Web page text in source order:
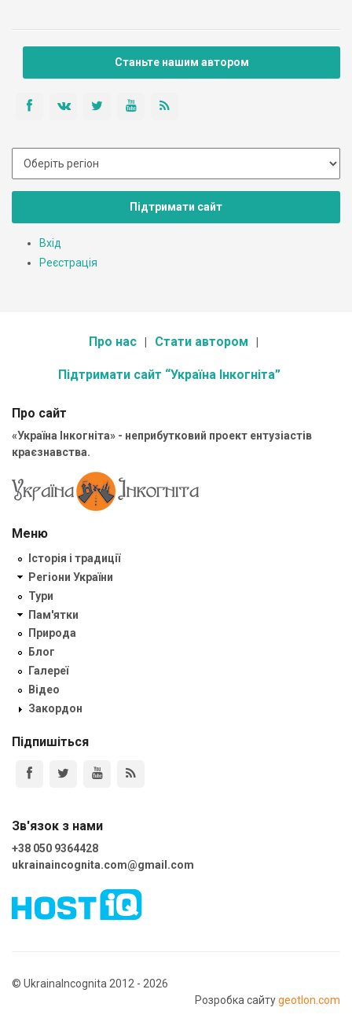
Станьте нашим автором
Підтримати сайт
Вхід
Реєстрація
Про нас Стати автором
Підтримати сайт “Україна Інкогніта”
Про сайт
«Україна Інкогніта» - неприбутковий проект ентузіастів
краєзнавства.
Меню
Історія і традиції
Регіони України
Тури
Пам'ятки
Природа
Блог
Галереї
Відео
Закордон
Підпишіться
Зв'язок з нами
+38 050 9364428
ukrainaincognita.com@gmail.com
© UkrainaIncognita 2012 - 2026
Розробка сайтуgeotlon.com